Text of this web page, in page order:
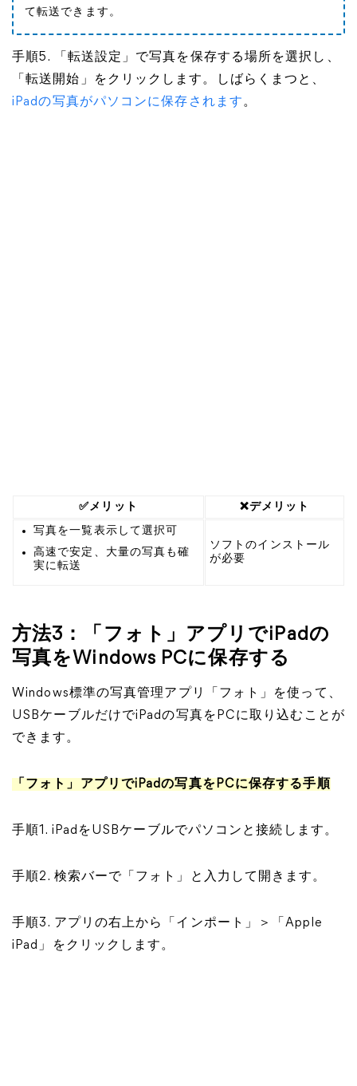
て転送できます。
手順5. 「転送設定」で写真を保存する場所を選択し、
「転送開始」をクリックします。しばらくまつと、
iPadの写真がパソコンに保存されます。
✅メリット
❌デメリット
写真を一覧表示して選択可
高速で安定、大量の写真も確
実に転送
ソフトのインストール
が必要
方法3：「フォト」アプリでiPadの
写真をWindows PCに保存する
Windows標準の写真管理アプリ「フォト」を使って、
USBケーブルだけでiPadの写真をPCに取り込むことが
できます。
「フォト」アプリでiPadの写真をPCに保存する手順
手順1. iPadをUSBケーブルでパソコンと接続します。
手順2. 検索バーで「フォト」と入力して開きます。
手順3. アプリの右上から「インポート」＞「Apple
iPad」をクリックします。